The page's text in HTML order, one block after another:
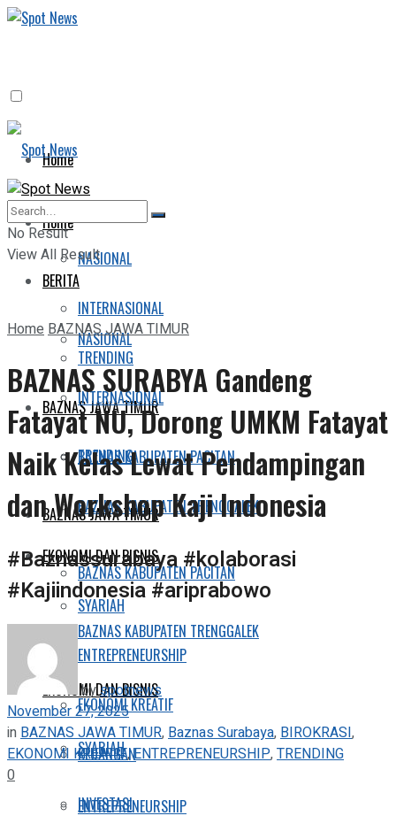
Home
BERITA
NASIONAL
INTERNASIONAL
TRENDING
BAZNAS JAWA TIMUR
BAZNAS KABUPATEN PACITAN
BAZNAS KABUPATEN TRENGGALEK
EKONOMI DAN BISNIS
SYARIAH
ENTREPRENEURSHIP
EKONOMI KREATIF
KEUANGAN
INVESTASI
Home
BERITA
NASIONAL
INTERNASIONAL
TRENDING
BAZNAS JAWA TIMUR
BAZNAS KABUPATEN PACITAN
BAZNAS KABUPATEN TRENGGALEK
EKONOMI DAN BISNIS
SYARIAH
ENTREPRENEURSHIP
No Result
View All Result
HomeBAZNAS JAWA TIMUR
BAZNAS SURABYA Gandeng
Fatayat NU, Dorong UMKM Fatayat
Naik Kelas Lewat Pendampingan
dan Workshop Kaji Indonesia
#Baznassurabaya #kolaborasi
#Kajiindonesia #ariprabowo
byspotnews
November 27, 2025
in BAZNAS JAWA TIMUR, Baznas Surabaya, BIROKRASI,
EKONOMI KREATIF,ENTREPRENEURSHIP,TRENDING
0